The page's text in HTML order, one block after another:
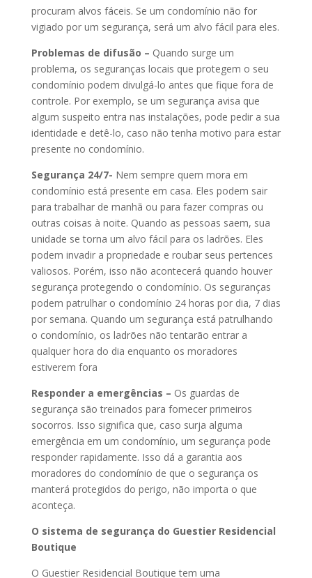
procuram alvos fáceis. Se um condomínio não for
vigiado por um segurança, será um alvo fácil para eles.
Problemas de difusão – Quando surge um
problema, os seguranças locais que protegem o seu
condomínio podem divulgá-lo antes que fique fora de
controle. Por exemplo, se um segurança avisa que
algum suspeito entra nas instalações, pode pedir a sua
identidade e detê-lo, caso não tenha motivo para estar
presente no condomínio.
Segurança 24/7- Nem sempre quem mora em
condomínio está presente em casa. Eles podem sair
para trabalhar de manhã ou para fazer compras ou
outras coisas à noite. Quando as pessoas saem, sua
unidade se torna um alvo fácil para os ladrões. Eles
podem invadir a propriedade e roubar seus pertences
valiosos. Porém, isso não acontecerá quando houver
segurança protegendo o condomínio. Os seguranças
podem patrulhar o condomínio 24 horas por dia, 7 dias
por semana. Quando um segurança está patrulhando
o condomínio, os ladrões não tentarão entrar a
qualquer hora do dia enquanto os moradores
estiverem fora
Responder a emergências – Os guardas de
segurança são treinados para fornecer primeiros
socorros. Isso significa que, caso surja alguma
emergência em um condomínio, um segurança pode
responder rapidamente. Isso dá a garantia aos
moradores do condomínio de que o segurança os
manterá protegidos do perigo, não importa o que
aconteça.
O sistema de segurança do Guestier Residencial
Boutique
O Guestier Residencial Boutique tem uma